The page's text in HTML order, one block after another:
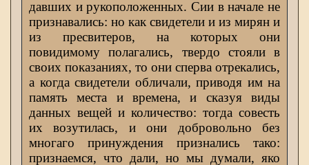
давших и рукоположенных. Сии в начале не
признавались: но как свидетели и из мирян и
из пресвитеров, на которых они
повидимому полагались, твердо стояли в
своих показаниях, то они сперва отрекались,
а когда свидетели обличали, приводя им на
память места и времена, и сказуя виды
данных вещей и количество: тогда совесть
их возутилась, и они добровольно без
многаго принуждения признались тако:
признаемся, что дали, но мы думали, яко